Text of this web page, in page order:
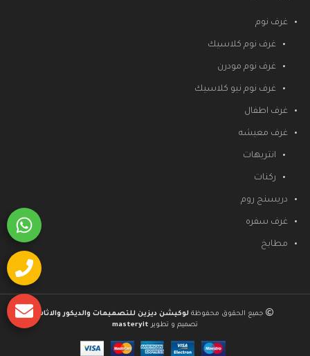
غرف نوم
غرف نوم كلاسيك
غرف نوم مودرن
غرف نوم نيو كلاسيك
غرف اطفال
غرف معيشه
انتريهات
ركنات
دريسنج روم
غرف سفره
مطابخ
جميع الحقوق محفوظة لوكيشن ديزين للتصميمات والديكور والاثاث
تصميم و تطوير masteryit